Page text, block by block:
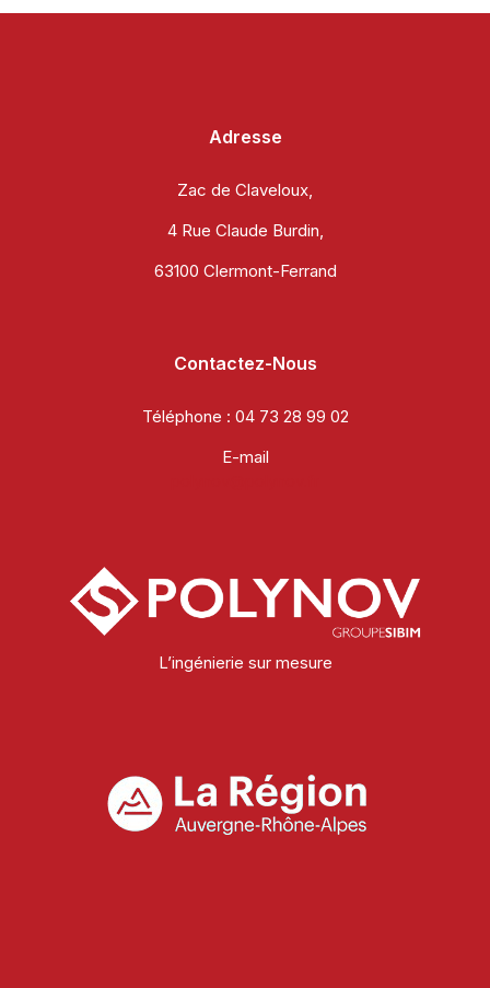
Adresse
Zac de Claveloux,
4 Rue Claude Burdin,
63100 Clermont-Ferrand
Contactez-Nous
Téléphone : 04 73 28 99 02
E-mail
L’ingénierie sur mesure